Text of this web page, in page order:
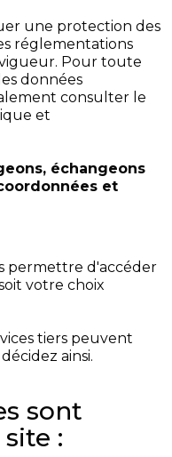
une protection des
réglementations
Pour toute
données
consulter le
et
échangeons
et
permettre d'accéder
votre choix
tiers peuvent
ainsi.
sont
: